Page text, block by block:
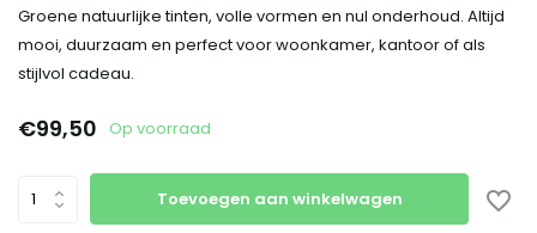
Groene natuurlijke tinten, volle vormen en nul onderhoud. Altijd
mooi, duurzaam en perfect voor woonkamer, kantoor of als
stijlvol cadeau.
€99,50 Op voorraad
Toevoegen aan winkelwagen